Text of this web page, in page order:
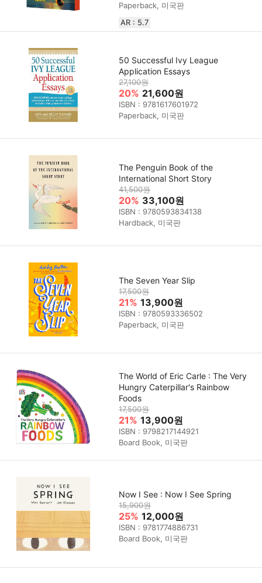
Paperback, 미국판
AR : 5.7
50 Successful Ivy League
Application Essays
27,100원
20% 21,600원
ISBN : 9781617601972
Paperback, 미국판
The Penguin Book of the
International Short Story
41,500원
20% 33,100원
ISBN : 9780593834138
Hardback, 미국판
The Seven Year Slip
17,500원
21% 13,900원
ISBN : 9780593336502
Paperback, 미국판
The World of Eric Carle : The Very
Hungry Caterpillar's Rainbow
Foods
17,500원
21% 13,900원
ISBN : 9798217144921
Board Book, 미국판
Now I See : Now I See Spring
15,900원
25% 12,000원
ISBN : 9781774886731
Board Book, 미국판